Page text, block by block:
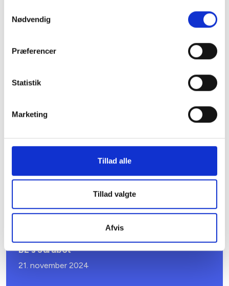
Nødvendig
Præferencer
Statistik
Marketing
Tillad alle
Tillad valgte
Afvis
Se siden om parallelsamfund
Relateret indhold Viden
BL's Jurabot
21. november 2024